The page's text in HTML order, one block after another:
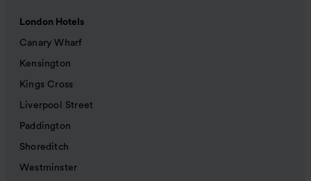
London Hotels
Canary Wharf
Kensington
Kings Cross
Liverpool Street
Paddington
Shoreditch
Westminster